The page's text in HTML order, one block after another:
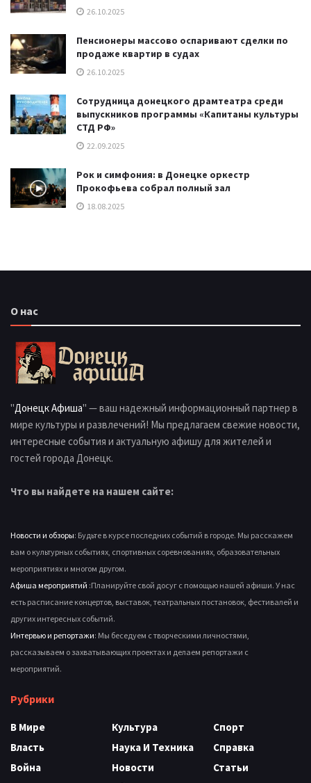
26.10.2025
Пенсионеры массово оспаривают сделки по
продаже квартир в судах
26.10.2025
Сотрудница донецкого драмтеатра среди
выпускников программы «Капитаны культуры
СТД РФ»
22.09.2025
Рок и симфония: в Донецке оркестр
Прокофьева собрал полный зал
18.08.2025
О нас
"Донецк Афиша" — ваш надежный информационный партнер в
мире культуры и развлечений! Мы предлагаем свежие новости,
интересные события и актуальную афишу для жителей и
гостей города Донецк.
Что вы найдете на нашем сайте:
Новости и обзоры: Будьте в курсе последних событий в городе. Мы расскажем
вам о культурных событиях, спортивных соревнованиях, образовательных
мероприятиях и многом другом.
Афиша мероприятий :Планируйте свой досуг с помощью нашей афиши. У нас
есть расписание концертов, выставок, театральных постановок, фестивалей и
других интересных событий.
Интервью и репортажи: Мы беседуем с творческими личностями,
рассказываем о захватывающих проектах и делаем репортажи с
мероприятий.
Рубрики
В Мире
Власть
Война
Культура
Наука И Техника
Новости
Спорт
Справка
Статьи